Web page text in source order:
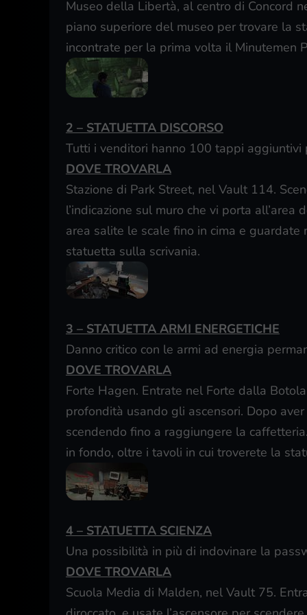
Museo della Libertà, al centro di Concord
piano superiore del museo per trovare la
incontrate per la prima volta il Minutemen
2 – STATUETTA DISCORSO
Tutti i venditori hanno 100 tappi aggiuntivi
DOVE TROVARLA
Stazione di Park Street, nel Vault 114.
l’indicazione sul muro che vi porta
area salite le scale fino in cima e
statuetta sulla scrivania.
3 – STATUETTA ARMI ENERGETICHE
Danno critico con le armi ad energia
DOVE TROVARLA
Forte Hagen. Entrate nel Forte dalla
profondità usando gli ascensori. Dopo
scendendo fino a raggiungere la
in fondo, oltre i tavoli in cui troverete la
4 – STATUETTA SCIENZA
Una possibilità in più di indovinare la
DOVE TROVARLA
Scuola Media di Malden, nel Vault 75.